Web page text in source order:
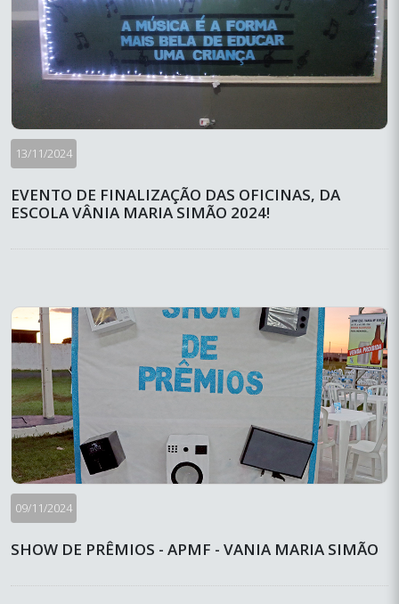
13/11/2024
EVENTO DE FINALIZAÇÃO DAS OFICINAS, DA
ESCOLA VÂNIA MARIA SIMÃO 2024!
09/11/2024
SHOW DE PRÊMIOS - APMF - VANIA MARIA SIMÃO